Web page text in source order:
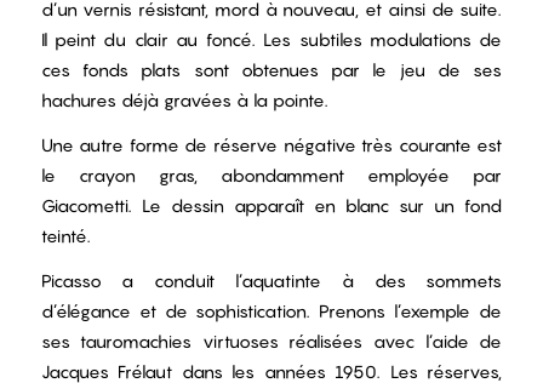
d’un vernis résistant, mord à nouveau, et ainsi de suite.
Il peint du clair au foncé. Les subtiles modulations de
ces fonds plats sont obtenues par le jeu de ses
hachures déjà gravées à la pointe.
Une autre forme de réserve négative très courante est
le crayon gras, abondamment employée par
Giacometti. Le dessin apparaît en blanc sur un fond
teinté.
Picasso a conduit l’aquatinte à des sommets
d’élégance et de sophistication. Prenons l’exemple de
ses tauromachies virtuoses réalisées avec l’aide de
Jacques Frélaut dans les années 1950. Les réserves,